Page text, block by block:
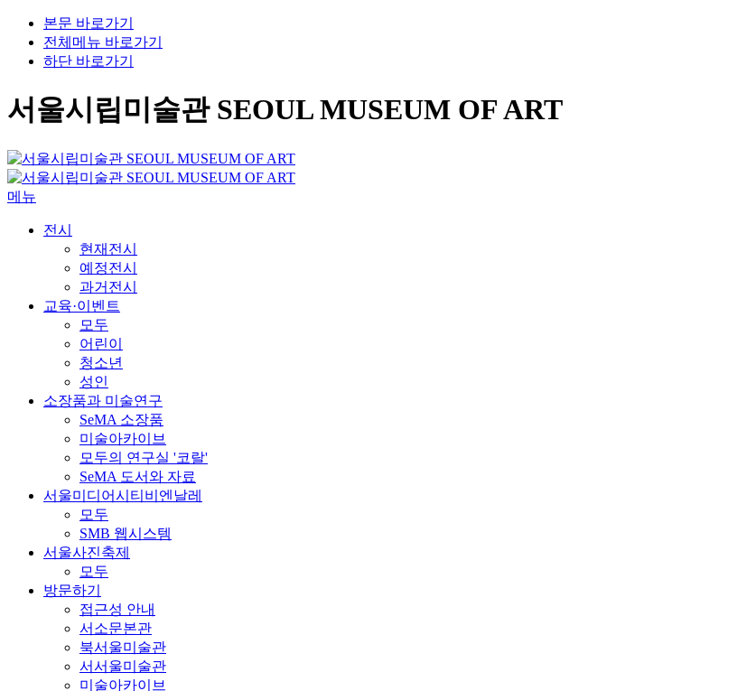
본문 바로가기
전체메뉴 바로가기
하단 바로가기
서울시립미술관 SEOUL MUSEUM OF ART
메뉴
전시
현재전시
예정전시
과거전시
교육·이벤트
모두
어린이
청소년
성인
소장품과 미술연구
SeMA 소장품
미술아카이브
모두의 연구실 '코랄'
SeMA 도서와 자료
서울미디어시티비엔날레
모두
SMB 웹시스템
서울사진축제
모두
방문하기
접근성 안내
서소문본관
북서울미술관
서서울미술관
미술아카이브